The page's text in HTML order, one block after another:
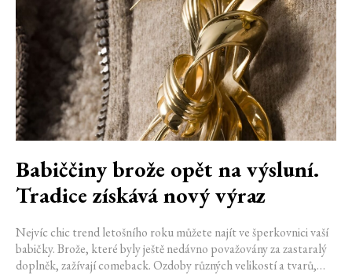
Babiččiny brože opět na výsluní.
Tradice získává nový výraz
Nejvíc chic trend letošního roku můžete najít ve šperkovnici vaší
babičky. Brože, které byly ještě nedávno považovány za zastaralý
doplněk, zažívají comeback. Ozdoby různých velikostí a tvarů,